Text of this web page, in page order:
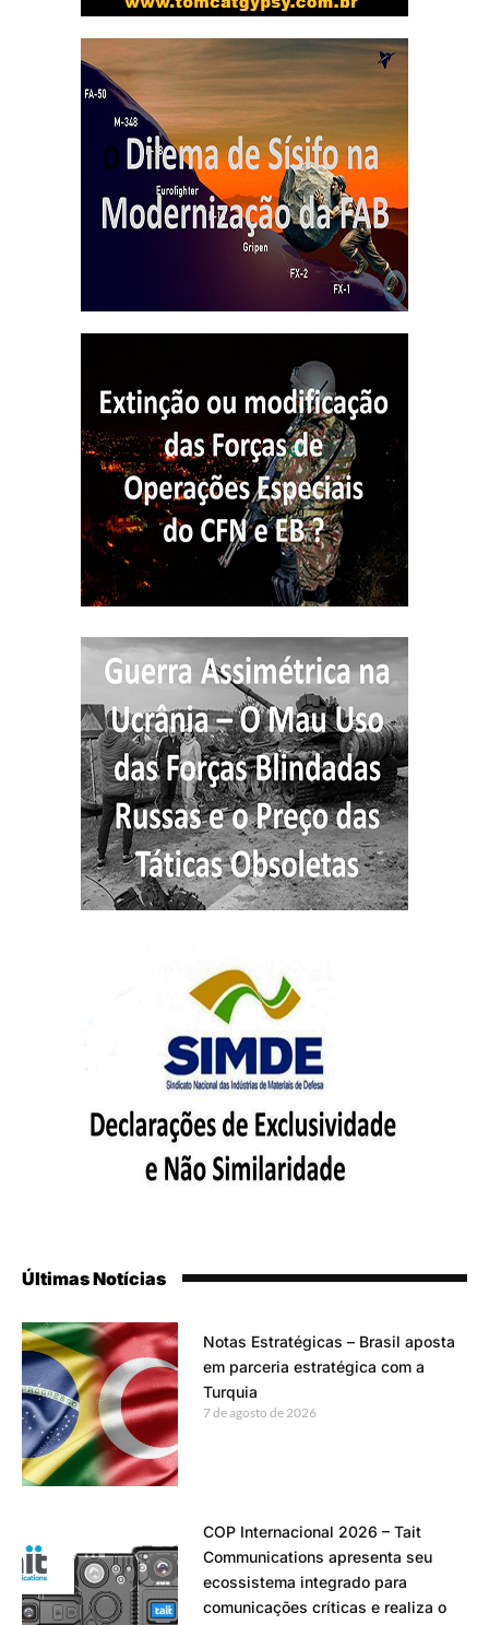
Últimas Notícias
Notas Estratégicas – Brasil aposta
em parceria estratégica com a
Turquia
7 de agosto de 2026
COP Internacional 2026 – Tait
Communications apresenta seu
ecossistema integrado para
comunicações críticas e realiza o